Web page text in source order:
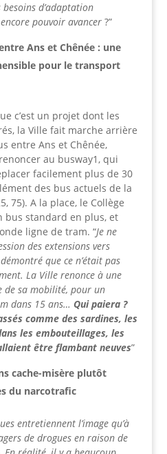
d’adaptation
pouvoir avancer ?”
Ans et Chênée : une
pour le transport
c’est un projet dont les
la Ville fait marche arrière
entre Ans et Chênée,
au busway1, qui
facilement plus de 30
des bus actuels de la
75). A la place, le Collège
bus standard en plus, et
ligne de tram. “Je ne
des extensions vers
que ce n’était pas
La Ville renonce à une
sa mobilité, pour un
dans 15 ans… Qui paiera ?
comme des sardines, les
les embouteillages, les
être flambant neuves”
cache-misère plutôt
du narcotrafic
entretiennent l’image qu’à
de drogues en raison de